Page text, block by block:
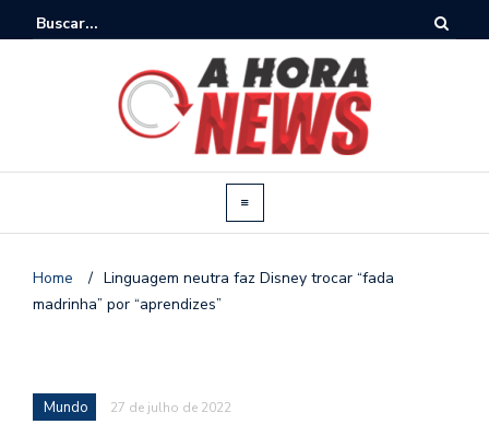
Home / Linguagem neutra faz Disney trocar “fada
madrinha” por “aprendizes”
Mundo 27 de julho de 2022